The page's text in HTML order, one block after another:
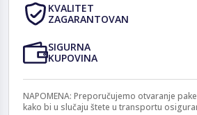
KVALITET
ZAGARANTOVAN
SIGURNA
KUPOVINA
NAPOMENA: Preporučujemo otvaranje
kako bi u slučaju štete u transportu